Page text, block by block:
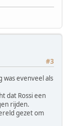
#3
was evenveel als
dat Rossi een
rijden.
gezet om